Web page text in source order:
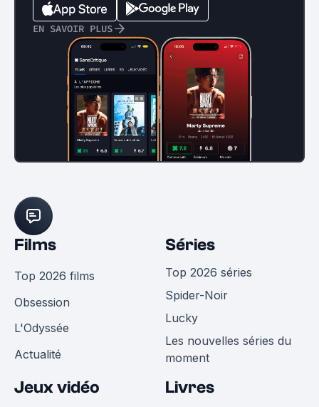
EN SAVOIR PLUS
Films
Top 2026 films
Obsession
L'Odyssée
Actualité
Séries
Top 2026 séries
Spider-Noir
Lucky
Les nouvelles séries du
moment
Jeux vidéo Livres